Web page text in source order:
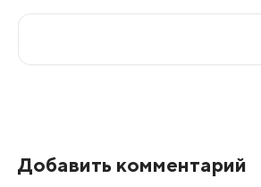
Добавить комментарий